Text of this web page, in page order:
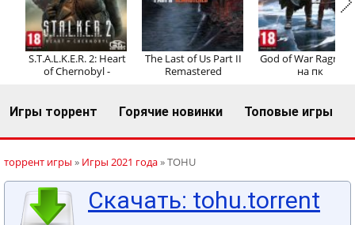
S.T.A.L.K.E.R. 2: Heart
of Chernobyl -
The Last of Us Part II
Remastered
God of War
на пк
Игры торрент Горячие новинки Топовые игры
торрент игры » Игры 2021 года» TOHU
Скачать: tohu.torrent